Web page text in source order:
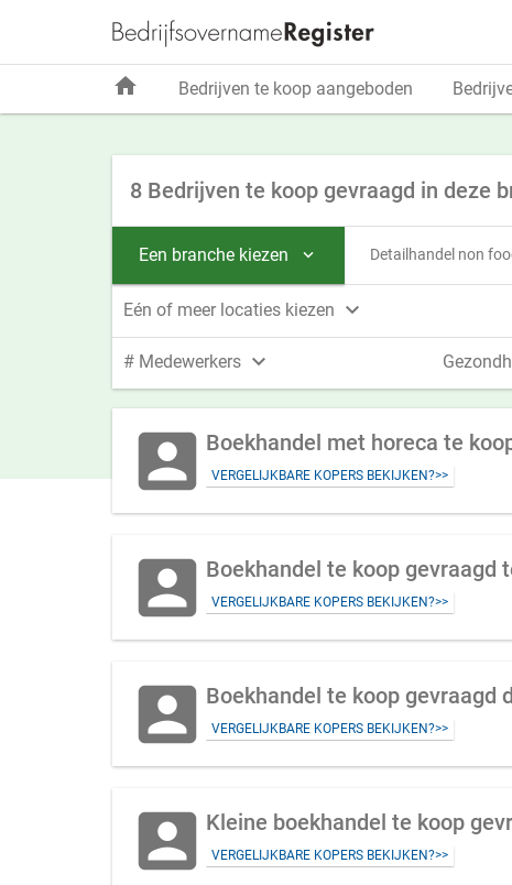
8 Bedrijven te koop gevraagd in deze
Een branche kiezen  Detailhandel non
Eén of meer locaties kiezen 
# Medewerkers 
account_box Boekhandel met horeca te
VERGELIJKBARE KOPERS BEKIJKEN?>>
account_box Boekhandel te koop gevraagd
VERGELIJKBARE KOPERS BEKIJKEN?>>
account_box Boekhandel te koop gevraagd
VERGELIJKBARE KOPERS BEKIJKEN?>>
account_box Kleine boekhandel te koop
VERGELIJKBARE KOPERS BEKIJKEN?>>
home Bedrijven te koop aangeboden